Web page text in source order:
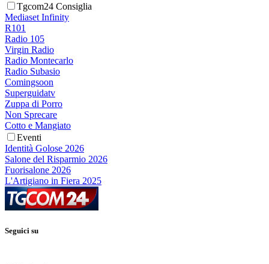
Tgcom24 Consiglia
Mediaset Infinity
R101
Radio 105
Virgin Radio
Radio Montecarlo
Radio Subasio
Comingsoon
Superguidatv
Zuppa di Porro
Non Sprecare
Cotto e Mangiato
Eventi
Identità Golose 2026
Salone del Risparmio 2026
Fuorisalone 2026
L'Artigiano in Fiera 2025
Seguici su